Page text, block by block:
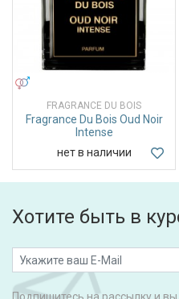
FRAGRANCE DU BOIS
Fragrance Du Bois Oud Noir
Intense
нет в наличии
Хотите быть в